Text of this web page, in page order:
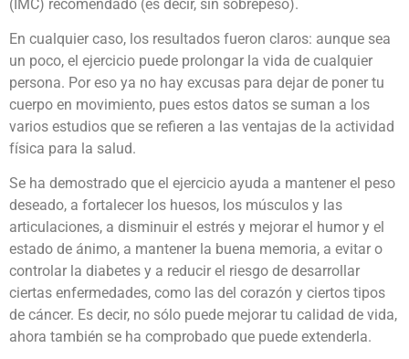
(IMC) recomendado (es decir, sin sobrepeso).
En cualquier caso, los resultados fueron claros: aunque sea
un poco, el ejercicio puede prolongar la vida de cualquier
persona. Por eso ya no hay excusas para dejar de poner tu
cuerpo en movimiento, pues estos datos se suman a los
varios estudios que se refieren a las ventajas de la actividad
física para la salud.
Se ha demostrado que el ejercicio ayuda a mantener el peso
deseado, a fortalecer los huesos, los músculos y las
articulaciones, a disminuir el estrés y mejorar el humor y el
estado de ánimo, a mantener la buena memoria, a evitar o
controlar la diabetes y a reducir el riesgo de desarrollar
ciertas enfermedades, como las del corazón y ciertos tipos
de cáncer. Es decir, no sólo puede mejorar tu calidad de vida,
ahora también se ha comprobado que puede extenderla.